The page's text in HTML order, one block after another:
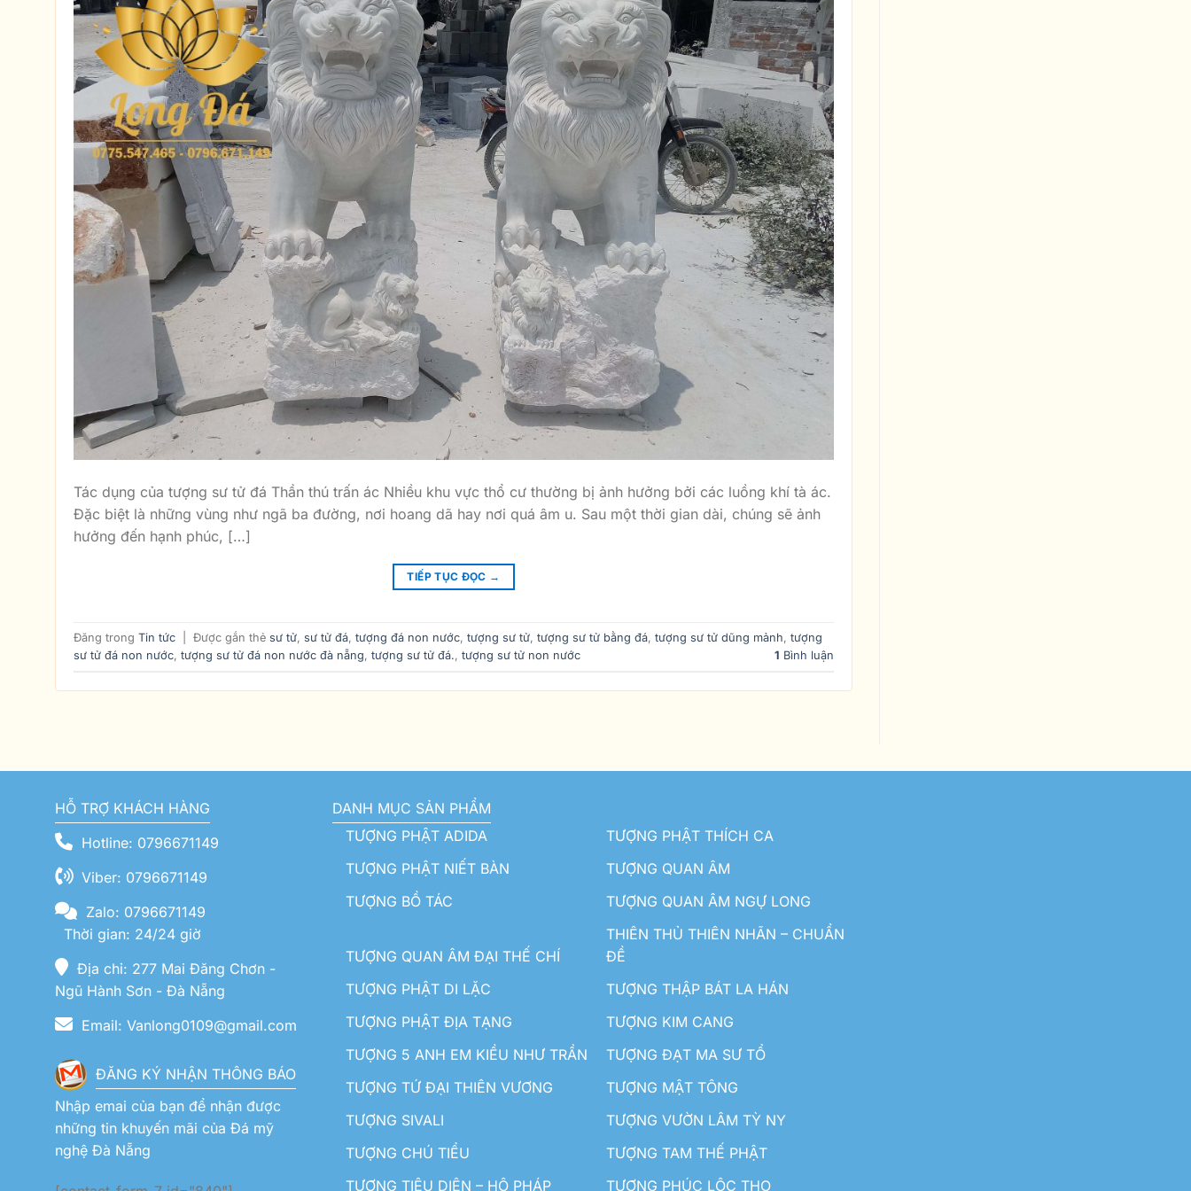
Tác dụng của tượng sư tử đá Thần thú trấn ác Nhiều khu vực thổ cư thường bị ảnh hưởng bởi các luồng khí tà ác.
Đặc biệt là những vùng như ngã ba đường, nơi hoang dã hay nơi quá âm u. Sau một thời gian dài, chúng sẽ ảnh
hưởng đến hạnh phúc, […]
TIẾP TỤC ĐỌC →
Đăng trong Tin tức Được gắn thẻ sư tử, sư tử đá, tượng đá non nước, tượng sư tử, tượng sư tử bằng đá, tượng sư tử dũng mảnh, tượng
sư tử đá non nước, tượng sư tử đá non nước đà nẵng, tượng sư tử đá., tượng sư tử non nước 1 Bình luận
HỖ TRỢ KHÁCH HÀNG
Hotline: 0796671149
Viber: 0796671149
Zalo: 0796671149
Thời gian: 24/24 giờ
Địa chỉ: 277 Mai Đăng Chơn -
Ngũ Hành Sơn - Đà Nẵng
Email: Vanlong0109@gmail.com
ĐĂNG KÝ NHẬN THÔNG BÁO
Nhập emai của bạn để nhận được
những tin khuyến mãi của Đá mỹ
nghệ Đà Nẵng
DANH MỤC SẢN PHẨM
TƯỢNG PHẬT ADIDA
TƯỢNG PHẬT THÍCH CA
TƯỢNG PHẬT NIẾT BÀN
TƯỢNG QUAN ÂM
TƯỢNG BỒ TÁC
TƯỢNG QUAN ÂM NGỰ LONG
TƯỢNG QUAN ÂM ĐẠI THẾ CHÍ
THIÊN THỦ THIÊN NHÃN – CHUẨN
ĐỀ
TƯỢNG PHẬT DI LẶC
TƯỢNG THẬP BÁT LA HÁN
TƯỢNG PHẬT ĐỊA TẠNG
TƯỢNG KIM CANG
TƯỢNG 5 ANH EM KIỀU NHƯ TRẦN
TƯỢNG ĐẠT MA SƯ TỔ
TƯỢNG TỨ ĐẠI THIÊN VƯƠNG
TƯỢNG MẬT TÔNG
TƯỢNG SIVALI
TƯỢNG VƯỜN LÂM TỲ NY
TƯỢNG CHÚ TIỂU
TƯỢNG TAM THẾ PHẬT
TƯỢNG TIÊU DIỆN – HỘ PHÁP
TƯỢNG PHÚC LỘC THỌ